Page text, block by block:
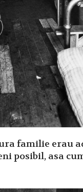
familie erau
posibil, asa